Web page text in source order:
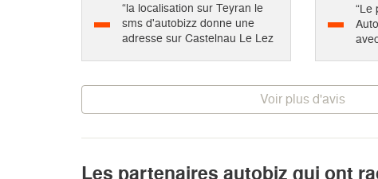
“la localisation sur Teyran le
sms d'autobizz donne une
adresse sur Castelnau Le Lez
“Le
Voir plus d'avis
Les partenaires autobiz qui ont